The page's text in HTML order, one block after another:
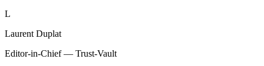
L
Laurent Duplat
Editor-in-Chief — Trust-Vault